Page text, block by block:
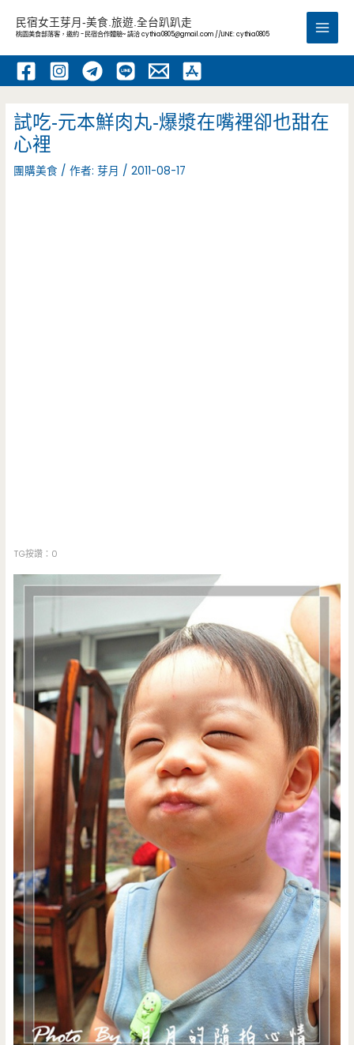
內
民宿女王芽月-美食.旅遊.全台趴趴走
桃園美食部落客，邀約 -民宿合作體驗~ 請洽cythia0805@gmail.com //LINE: cythia0805
Main
試吃-元本鮮肉丸-爆漿在嘴裡卻也甜在
心裡
團購美食 / 作者:芽月 /2011-08-17
TG按讚：0